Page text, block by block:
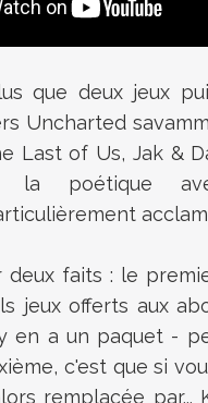
que deux jeux
Uncharted
Last of Us, Jak &
la poétique
deux faits : le
jeux offerts aux
en a un paquet -
c'est que si
remplacée par...